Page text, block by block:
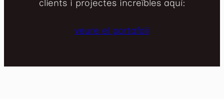
clients i projectes increïbles aquí:
veure el portafoli